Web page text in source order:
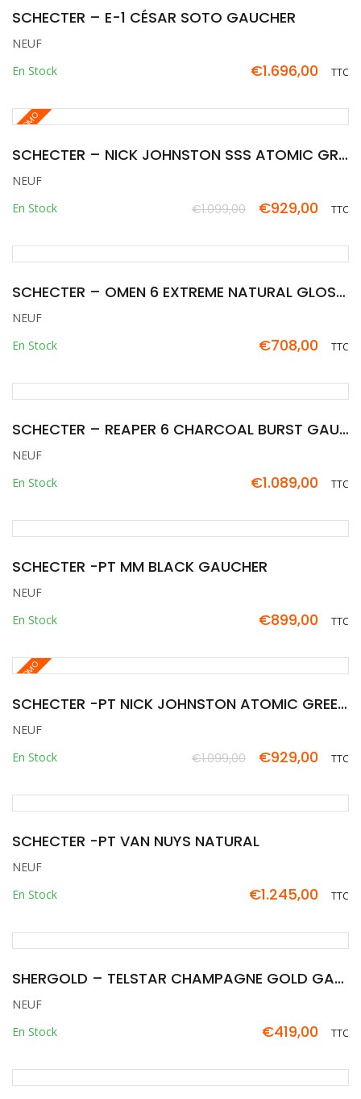
SCHECTER – E-1 CÉSAR SOTO GAUCHER
NEUF
En Stock
€1.696,00 TTC
PROMO
SCHECTER – NICK JOHNSTON SSS ATOMIC GREEN GAUCHER
NEUF
En Stock
€1.099,00
prix
était :
€929,00
prix
est :
TTC
SCHECTER – OMEN 6 EXTREME NATURAL GLOSS GAUCHER
NEUF
En Stock
€708,00 TTC
SCHECTER – REAPER 6 CHARCOAL BURST GAUCHER
NEUF
En Stock
€1.089,00 TTC
SCHECTER -PT MM BLACK GAUCHER
NEUF
En Stock
€899,00 TTC
PROMO
SCHECTER -PT NICK JOHNSTON ATOMIC GREEN GAUCHER
NEUF
En Stock
€1.099,00
prix
était :
€929,00
prix
est :
TTC
SCHECTER -PT VAN NUYS NATURAL
NEUF
En Stock
€1.245,00 TTC
SHERGOLD – TELSTAR CHAMPAGNE GOLD GAUCHER
NEUF
En Stock
€419,00 TTC